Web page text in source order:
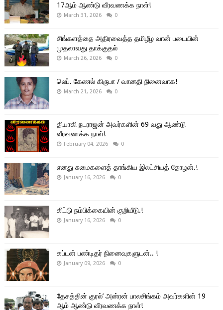
17ஆம் ஆண்டு வீரவணக்க நாள்!
March 31, 2026 0
சிங்களத்தை அதிரவைத்த தமிழீழ வான் படையின்
முதலாவது தாக்குதல்
March 26, 2026 0
லெப். கேணல் கிருபா / வானதி நினைவாக!
March 21, 2026 0
தியாகி நடராஜன் அவர்களின் 69 வது ஆண்டு
வீரவணக்க நாள்!
February 04, 2026 0
எனது சுமைகளைத் தாங்கிய இலட்சியத் தோழன்.!
January 16, 2026 0
கிட்டு நம்பிக்கையின் குறியீடு.!
January 16, 2026 0
கப்டன் பண்டிதர் நினைவுகளுடன்.. !
January 09, 2026 0
தேசத்தின் குரல்’ அன்ரன் பாலசிங்கம் அவர்களின் 19
ஆம் ஆண்டு வீரவணக்க நாள்!